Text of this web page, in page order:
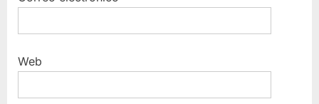
Web